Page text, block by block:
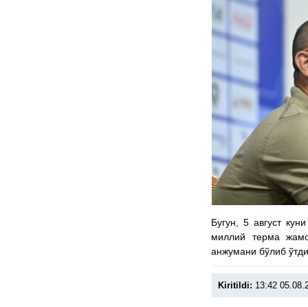
Бугун, 5 август
миллий терма
анжумани бўлиб
Kiritildi: 13:42